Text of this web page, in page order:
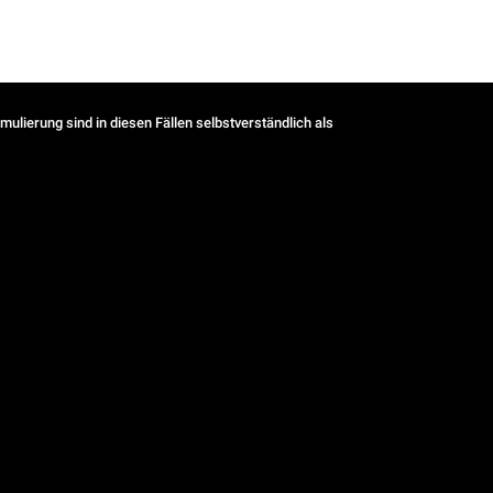
sind in diesen Fällen selbstverständlich als